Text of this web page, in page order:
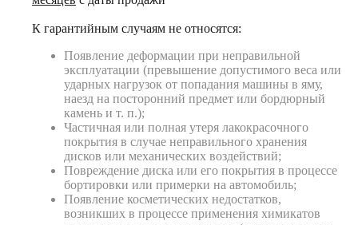
К гарантийным случаям не относятся:
Появление деформации при неправильной
эксплуатации (превышение допустимого веса или
ударных нагрузок от попадания машины в яму,
наезд на посторонний предмет или бордюрный
камень и т. п.);
Частичная или полная утеря лакокрасочного
покрытия в случае неправильного хранения
дисков или механических воздействий;
Повреждение диска или его покрытия в процессе
бортировки или примерки на автомобиль;
Появление косметических недостатков,
возникших в процессе применения химикатов